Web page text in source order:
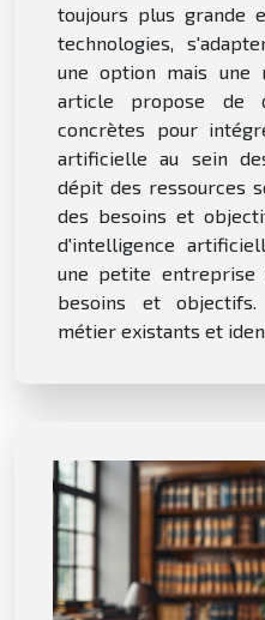
toujours plus grande
technologies,
une option mais une
article propose de
concrètes pour
artificielle au sein
dépit des ressources
des besoins et
d'intelligence
une petite entreprise
besoins et
métier existants et